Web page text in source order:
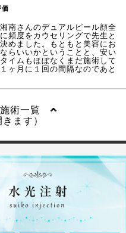
南さんのデュアルピール顔全
頻度をカウセリングで先生と
めました。もともと美容にお
らいいかということと、安い
イムもほぼなくまだ施術して
ヶ月に１回の間隔なのであと
術一覧
ます）